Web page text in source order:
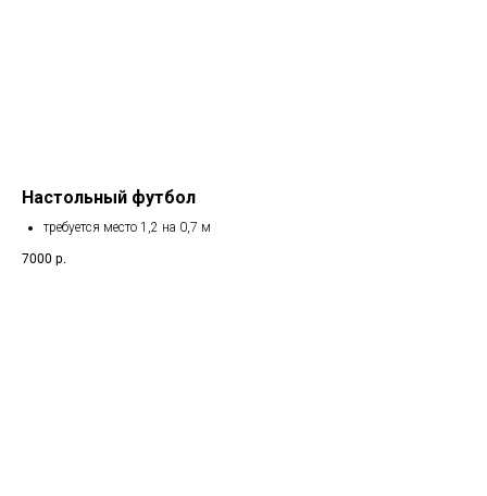
Настольный футбол
требуется место 1,2 на 0,7 м
7000 р.